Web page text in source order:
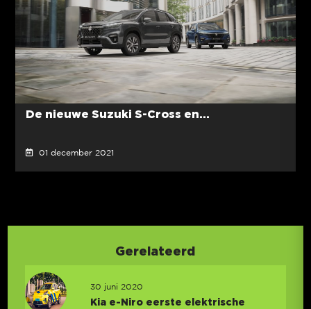
De nieuwe Suzuki S-Cross en...
01 december 2021
Gerelateerd
30 juni 2020
Kia e-Niro eerste elektrische